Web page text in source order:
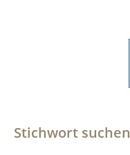
Stichwort suchen